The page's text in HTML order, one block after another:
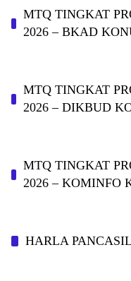
MTQ TINGKAT
2026 – BKAD
MTQ TINGKAT
2026 – DIKBUD
MTQ TINGKAT
2026 – KOMINFO
HARLA